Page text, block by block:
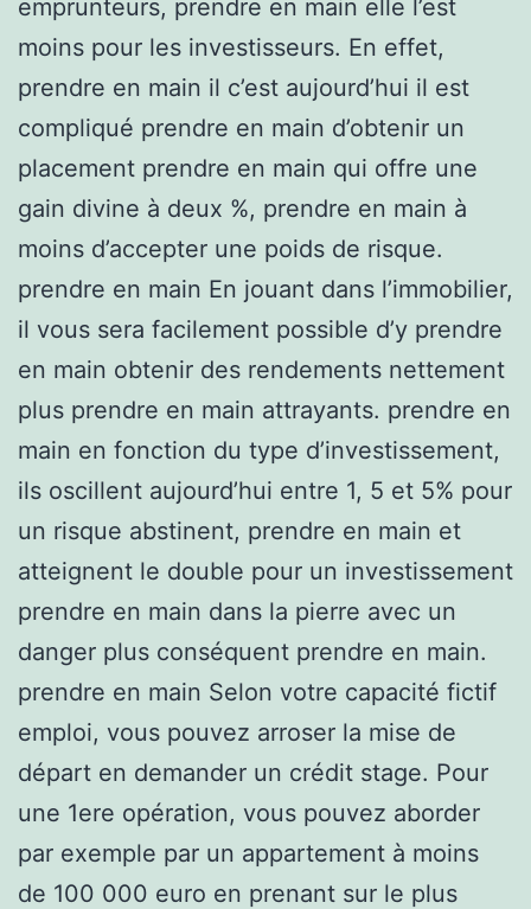
emprunteurs, prendre en main elle l’est
moins pour les investisseurs. En effet,
prendre en main il c’est aujourd’hui il est
compliqué prendre en main d’obtenir un
placement prendre en main qui offre une
gain divine à deux %, prendre en main à
moins d’accepter une poids de risque.
prendre en main En jouant dans l’immobilier,
il vous sera facilement possible d’y prendre
en main obtenir des rendements nettement
plus prendre en main attrayants. prendre en
main en fonction du type d’investissement,
ils oscillent aujourd’hui entre 1, 5 et 5% pour
un risque abstinent, prendre en main et
atteignent le double pour un investissement
prendre en main dans la pierre avec un
danger plus conséquent prendre en main.
prendre en main Selon votre capacité fictif
emploi, vous pouvez arroser la mise de
départ en demander un crédit stage. Pour
une 1ere opération, vous pouvez aborder
par exemple par un appartement à moins
de 100 000 euro en prenant sur le plus